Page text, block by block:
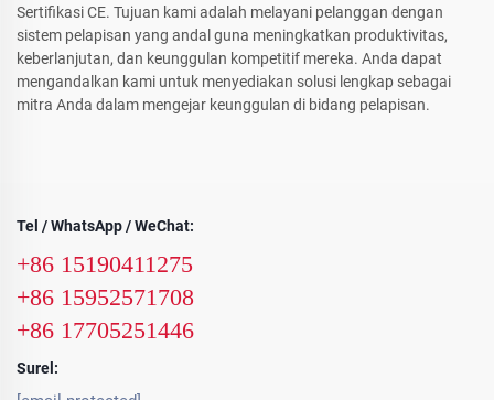
Sertifikasi CE. Tujuan kami adalah melayani pelanggan dengan
sistem pelapisan yang andal guna meningkatkan produktivitas,
keberlanjutan, dan keunggulan kompetitif mereka. Anda dapat
mengandalkan kami untuk menyediakan solusi lengkap sebagai
mitra Anda dalam mengejar keunggulan di bidang pelapisan.
Tel / WhatsApp / WeChat:
+86 15190411275
+86 15952571708
+86 17705251446
Surel: